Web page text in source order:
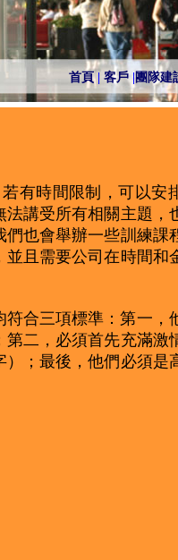
首頁 客戶 團隊建
有時間限制，可以安
講受所有相關主題，
也會舉辦一些訓練課
且需要公司在時間和
符合三項標準：第一，
第二，必須首先充滿激
）；最後，他們必須是